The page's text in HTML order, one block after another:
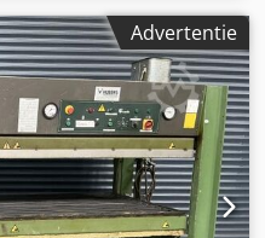
Advertentie